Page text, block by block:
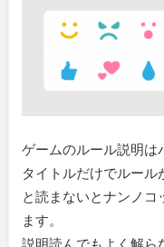
ゲームのルール説明は
タイトルだけでルー
と読まないとナンノコ
ます。
説明読んでもよく解ら